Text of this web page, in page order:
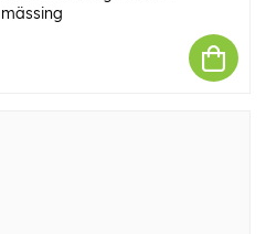
mässing